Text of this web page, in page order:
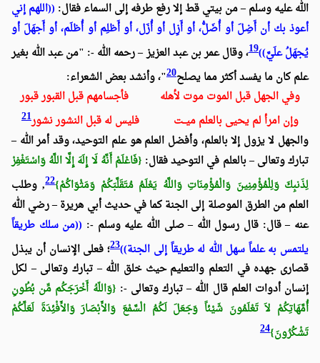
الله عليه وسلم – من بيتي قط إلا رفع طرفه إلى السماء فقال: ((اللهم إني
أعوذ بك أن أَضِلَ أو أُضَلُّ، أو أَزِل أو أُزَل، أو أَظلِم أو أُظلَم، أو أَجهَلَ أو
يُجهَلُ علَيَّ))19، وقال عمر بن عبد العزيز – رحمه الله -: "من عبد الله بغير
علم كان ما يفسد أكثر مما يصلح20"، وأنشد بعض الشعراء:
وفي الجهل قبل الموت موت لأهله فأجسامهم قبل القبور قبور
وإن امرأ لم يحيى بالعلم ميــت فليس له قبل النشور نشور21
والجهل لا يزول إلا بالعلم، وأفضل العلم هو علم التوحيد، وقد أمر الله –
تبارك وتعالى – بالعلم في التوحيد فقال: {فَاعْلَمْ أَنَّهُ لَا إِلَهَ إِلَّا اللَّهُ وَاسْتَغْفِرْ
لِذَنبِكَ وَلِلْمُؤْمِنِينَ وَالْمُؤْمِنَاتِ وَاللَّهُ يَعْلَمُ مُتَقَلَّبَكُمْ وَمَثْوَاكُمْ}22, وطلب
العلم من الطرق الموصلة إلى الجنة كما في حديثأبي هريرة – رضي الله
عنه – قال: قال رسول الله – صلى الله عليه وسلم -: ((من سلك طريقاً
يلتمس به علماً سهل الله له طريقاً إلى الجنة))23؛ فعلى الإنسان أن يبذل
قصارى جهده في التعلم والتعليم حيث خلق الله – تبارك وتعالى – لكل
إنسان أدوات العلم قال الله – تبارك وتعالى -: {وَاللّهُ أَخْرَجَكُم مِّن بُطُونِ
أُمَّهَاتِكُمْ لاَ تَعْلَمُونَ شَيْئاً وَجَعَلَ لَكُمُ الْسَّمْعَ وَالأَبْصَارَ وَالأَفْئِدَةَ لَعَلَّكُمْ
تَشْكُرُونَ}24